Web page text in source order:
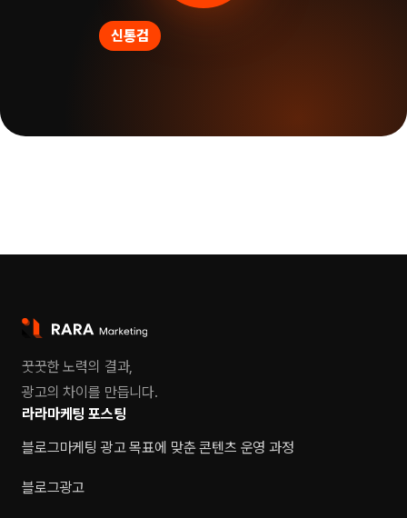
신통검
꿋꿋한 노력의 결과,
광고의 차이를 만듭니다.
라라마케팅 포스팅
블로그마케팅 광고 목표에 맞춘 콘텐츠 운영 과정
블로그광고